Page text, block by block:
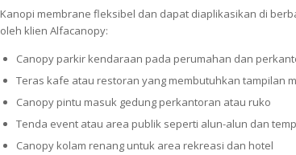
Kanopi membrane fleksibel dan dapat diaplikasikan di
oleh klien Alfacanopy:
Canopy parkir kendaraan pada perumahan dan
Teras kafe atau restoran yang membutuhkan tampilan
Canopy pintu masuk gedung perkantoran atau ruko
Tenda event atau area publik seperti alun-alun dan
Canopy kolam renang untuk area rekreasi dan hotel